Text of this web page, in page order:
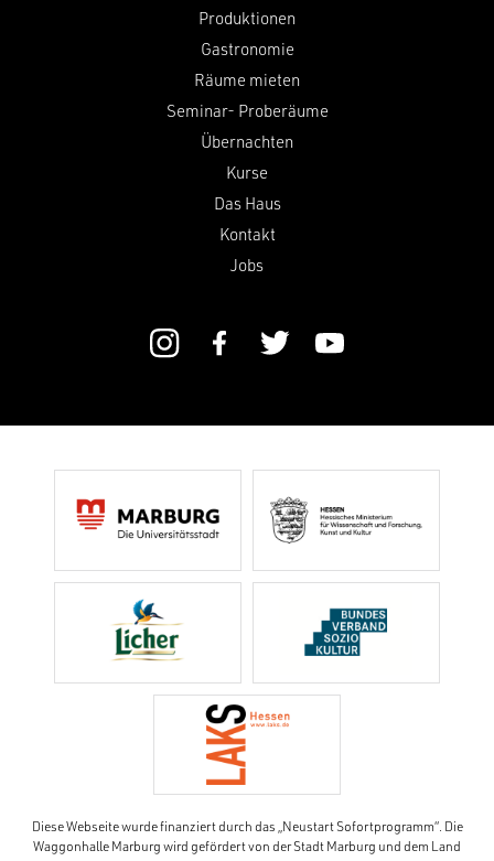
Produktionen
Gastronomie
Räume mieten
Seminar- Proberäume
Übernachten
Kurse
Das Haus
Kontakt
Jobs
Diese Webseite wurde finanziert durch das „Neustart Sofortprogramm“. Die
Waggonhalle Marburg wird gefördert von der Stadt Marburg und dem Land